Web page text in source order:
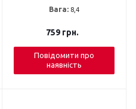
Вага: 8,4
759грн.
Повідомити про
наявність